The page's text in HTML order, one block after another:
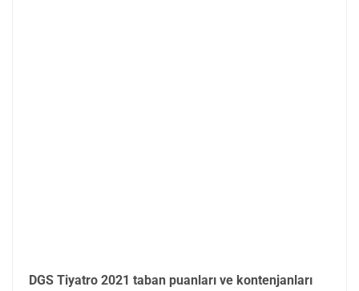
DGS Tiyatro 2021 taban puanları ve kontenjanları